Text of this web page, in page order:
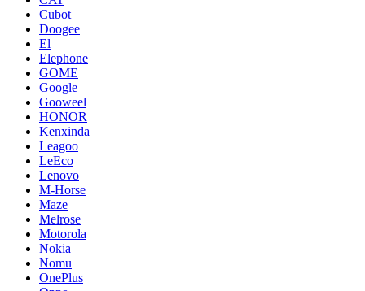
Cubot
Doogee
El
Elephone
GOME
Google
Gooweel
HONOR
Kenxinda
Leagoo
LeEco
Lenovo
M-Horse
Maze
Melrose
Motorola
Nokia
Nomu
OnePlus